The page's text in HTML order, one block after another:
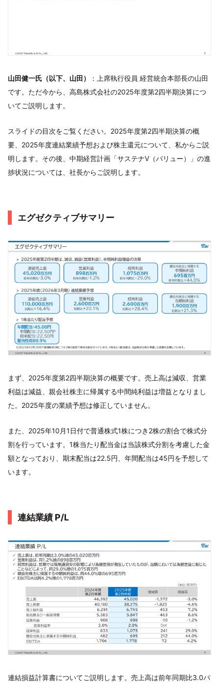
山田健一氏（以下、山田）
：上席執行役員 経営統合本部長の山田
です。ただ今から、高島株式会社の2025年度第2四半期決算につ
いてご説明します。
スライドの目次をご覧ください。2025年度第2四半期決算の概
要、2025年度連結業績予想および株主還元について、私からご説
明します。その後、中期経営計画「サステナV（バリュー）」の進
捗状況については、社長からご説明します。
エグゼクティブサマリー
まず、2025年度第2四半期決算の概要です。売上高は減収、営業
利益は減益、親会社株主に帰属する中間純利益は増益となりまし
た。2025年度の業績予想は修正していません。
また、2025年10月1日付で普通株式1株につき2株の割合で株式分
割を行っています。1株当たり配当金は当該株式分割を考慮した金
額となっており、期末配当は22.5円、年間配当は45円を予想して
います。
連結業績 P/L
連結損益計算書についてご説明します。売上高は前年同期比3.0パ